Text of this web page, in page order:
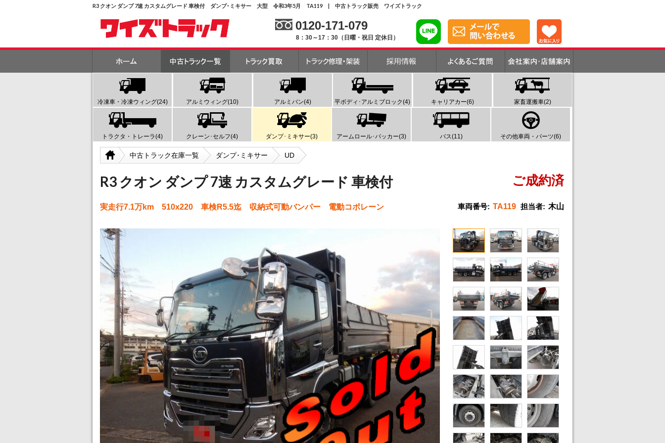
R3 クオン ダンプ 7速 カスタムグレード 車検付 ダンプ･ミキサー 大型 令和3年5月 TA119 | 中古トラック販売 ワイズトラック
0120-171-079
8：30～17：30（日曜・祝日 定休日）
冷凍車・冷凍ウィング(24) アルミウィング(10) アルミバン(4) 平ボディ･アルミブロック(4) キャリアカー(6) 家畜運搬車(2)
トラクタ・トレーラ(4) クレーン･セルフ(4) ダンプ･ミキサー(3) アームロール･パッカー(3) バス(11) その他車両・パーツ(6)
中古トラック在庫一覧 ダンプ･ミキサー UD
R3 クオン ダンプ 7速 カスタムグレード 車検付 ご成約済
実走行7.1万km 510x220 車検R5.5迄 収納式可動バンパー 電動コボレーン 車両番号: TA119 担当者: 木山